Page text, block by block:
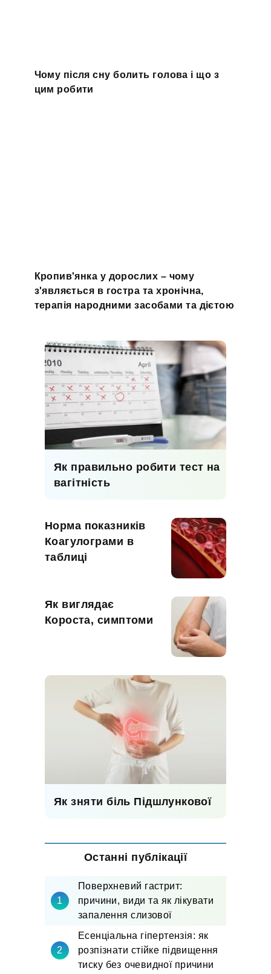
Чому після сну болить голова і що з
цим робити
Кропив'янка у дорослих – чому
з'являється в гостра та хронічна,
терапія народними засобами та дієтою
Як правильно робити тест на
вагітність
Норма показників
Коагулограми в
таблиці
Як виглядає
Короста, симптоми
Як зняти біль Підшлункової
Останні публікації
Поверхневий гастрит:
причини, види та як лікувати
запалення слизової
Есенціальна гіпертензія: як
розпізнати стійке підвищення
тиску без очевидної причини